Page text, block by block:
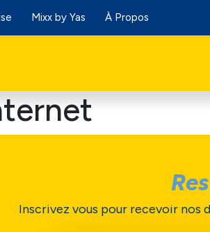
Mixx by Yas À Propos
Inscrivez vous pour recevoir nos